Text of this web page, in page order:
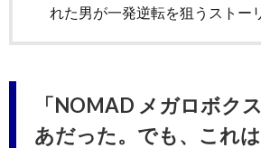
れた男が一発逆転を狙うストー
「NOMAD メガロボク
あだった。でも、これ